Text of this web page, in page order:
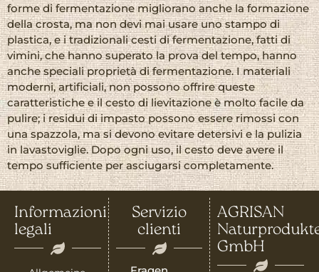
forme di fermentazione migliorano anche la formazione
della crosta, ma non devi mai usare uno stampo di
plastica, e i tradizionali cesti di fermentazione, fatti di
vimini, che hanno superato la prova del tempo, hanno
anche speciali proprietà di fermentazione. I materiali
moderni, artificiali, non possono offrire queste
caratteristiche e il cesto di lievitazione è molto facile da
pulire; i residui di impasto possono essere rimossi con
una spazzola, ma si devono evitare detersivi e la pulizia
in lavastoviglie. Dopo ogni uso, il cesto deve avere il
tempo sufficiente per asciugarsi completamente.
Informazioni
legali
Servizio
clienti
AGRISAN
GmbH